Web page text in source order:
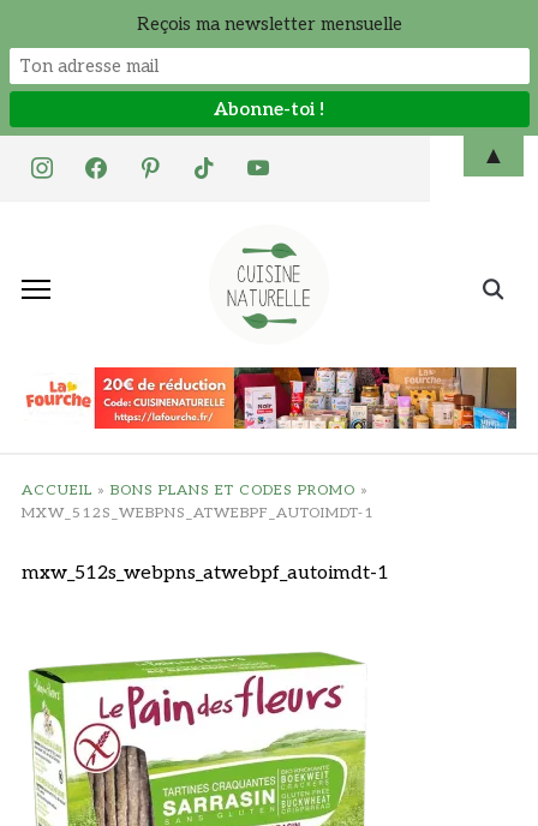
instagramfacebookpinteresttiktok youtube
Search
ACCUEIL » BONS PLANS ET CODES PROMO »
MXW_512S_WEBPNS_ATWEBPF_AUTOIMDT-1
mxw_512s_webpns_atwebpf_autoimdt-1
Reçois ma newsletter mensuelle
▲